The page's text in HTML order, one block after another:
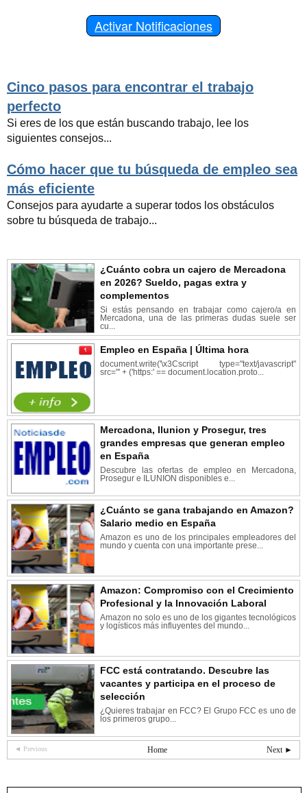
Activar Notificaciones
Cinco pasos para encontrar el trabajo
perfecto
Si eres de los que están buscando trabajo, lee los
siguientes consejos...
Cómo hacer que tu búsqueda de empleo sea
más eficiente
Consejos para ayudarte a superar todos los obstáculos
sobre tu búsqueda de trabajo...
¿Cuánto cobra un cajero de Mercadona
en 2026? Sueldo, pagas extra y
complementos
Si estás pensando en trabajar como cajero/a en
Mercadona, una de las primeras dudas suele ser
cu...
Empleo en España | Última hora
document.write('\x3Cscript type="text/javascript"
src="' + ('https:' == document.location.proto...
Mercadona, Ilunion y Prosegur, tres
grandes empresas que generan empleo
en España
Descubre las ofertas de empleo en Mercadona,
Prosegur e ILUNION disponibles e...
¿Cuánto se gana trabajando en Amazon?
Salario medio en España
Amazon es uno de los principales empleadores del
mundo y cuenta con una importante prese...
Amazon: Compromiso con el Crecimiento
Profesional y la Innovación Laboral
Amazon no solo es uno de los gigantes tecnológicos
y logísticos más influyentes del mundo...
FCC está contratando. Descubre las
vacantes y participa en el proceso de
selección
¿Quieres trabajar en FCC? El Grupo FCC es uno de
los primeros grupo...
◄ Previous Next ►
Home